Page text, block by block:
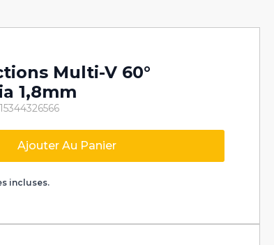
Multi-V 60°
1,8mm
Ajouter Au Panier
incluses.